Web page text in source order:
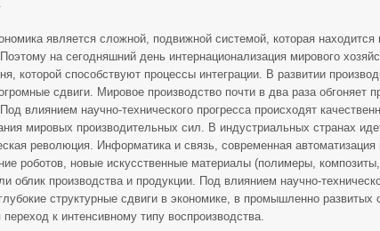
является сложной, подвижной системой, которая находится
на сегодняшний день интернационализация мирового
которой способствуют процессы интеграции. В развитии
сдвиги. Мировое производство почти в два раза обгоняет
влиянием научно-технического прогресса происходят
мировых производительных сил. В индустриальных странах
революция. Информатика и связь, современная автоматизация
роботов, новые искусственные материалы (полимеры,
облик производства и продукции. Под влиянием научно-
структурные сдвиги в экономике, в промышленно развитых
к интенсивному типу воспроизводства.